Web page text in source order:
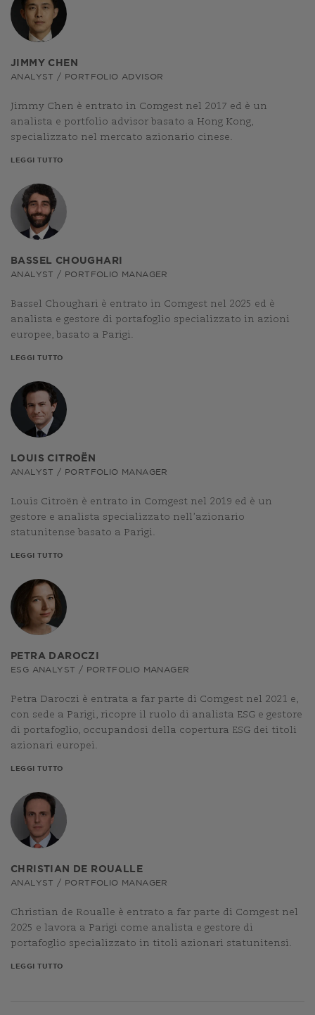
JIMMY CHEN
ANALYST / PORTFOLIO ADVISOR
Jimmy Chen è entrato in Comgest nel 2017 ed è un
analista e portfolio advisor basato a Hong Kong,
specializzato nel mercato azionario cinese.
LEGGI TUTTO
BASSEL CHOUGHARI
ANALYST / PORTFOLIO MANAGER
Bassel Choughari è entrato in Comgest nel 2025 ed è
analista e gestore di portafoglio specializzato in azioni
europee, basato a Parigi.
LEGGI TUTTO
LOUIS CITROËN
ANALYST / PORTFOLIO MANAGER
Louis Citroën è entrato in Comgest nel 2019 ed è un
gestore e analista specializzato nell’azionario
statunitense basato a Parigi.
LEGGI TUTTO
PETRA DAROCZI
ESG ANALYST / PORTFOLIO MANAGER
Petra Daroczi è entrata a far parte di Comgest nel 2021 e,
con sede a Parigi, ricopre il ruolo di analista ESG e gestore
di portafoglio, occupandosi della copertura ESG dei titoli
azionari europei.
LEGGI TUTTO
CHRISTIAN DE ROUALLE
ANALYST / PORTFOLIO MANAGER
Christian de Roualle è entrato a far parte di Comgest nel
2025 e lavora a Parigi come analista e gestore di
portafoglio specializzato in titoli azionari statunitensi.
LEGGI TUTTO